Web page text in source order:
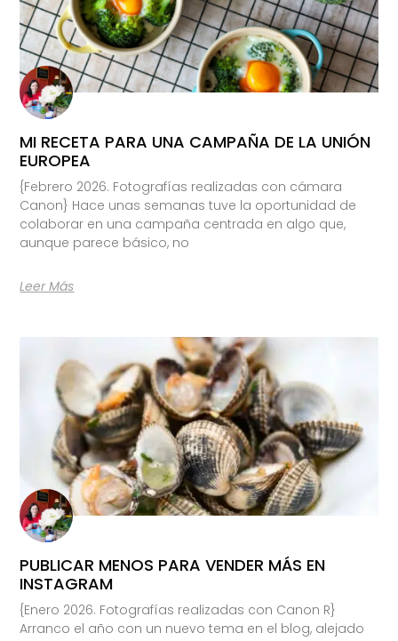
MI RECETA PARA UNA CAMPAÑA DE LA UNIÓN
EUROPEA
{Febrero 2026. Fotografías realizadas con cámara
Canon} Hace unas semanas tuve la oportunidad de
colaborar en una campaña centrada en algo que,
aunque parece básico, no
Leer Más
PUBLICAR MENOS PARA VENDER MÁS EN
INSTAGRAM
{Enero 2026. Fotografías realizadas con Canon R}
Arranco el año con un nuevo tema en el blog, alejado